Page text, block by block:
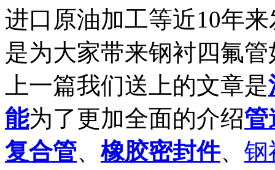
进口原油加工等近10年
是为大家带来钢衬四氟
上一篇我们送上的文章是
能为了更加全面的介绍管
复合管、 橡胶密封件、 钢